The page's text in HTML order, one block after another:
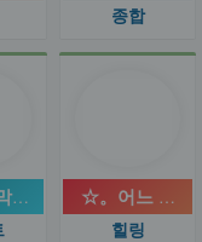
종합
집@트로트◀●▶
☆。어느 멋진
힐링